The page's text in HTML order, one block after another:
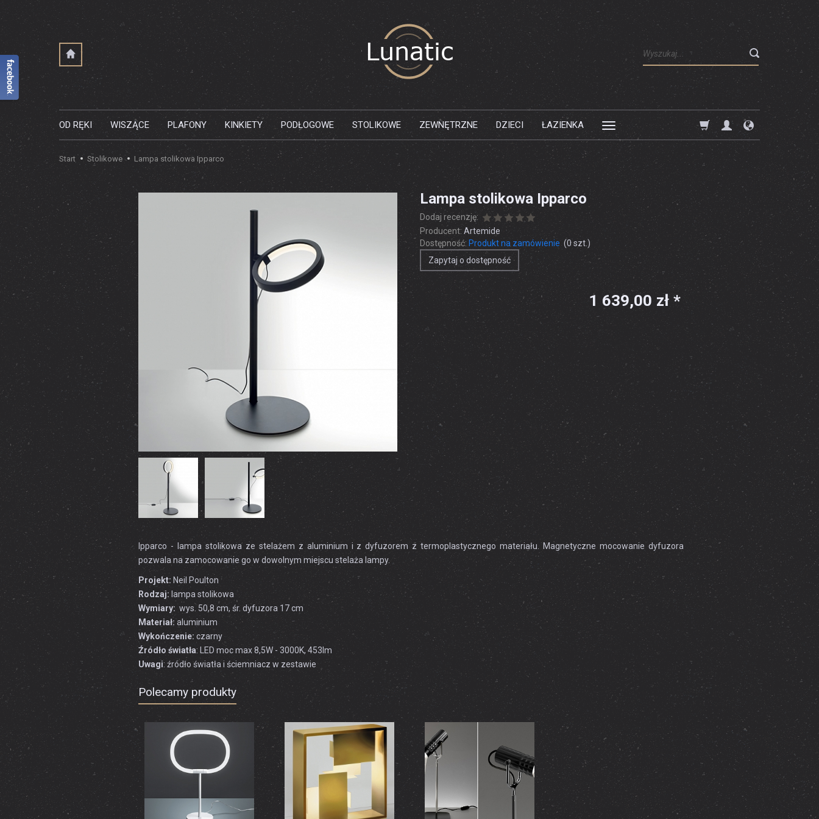
Wyszukaj
OD RĘKI WISZĄCE PLAFONY KINKIETY PODŁOGOWE STOLIKOWE ZEWNĘTRZNE DZIECI ŁAZIENKA
Start Stolikowe Lampa stolikowa Ipparco
Lampa stolikowa Ipparco
Dodaj recenzję:
Producent: Artemide
Dostępność: Produkt na zamówienie (0szt.)
Zapytaj o dostępność
1 639,00 zł *
Ipparco - lampa stolikowa ze stelażem z aluminium i z dyfuzorem z termoplastycznego materiału. Magnetyczne mocowanie dyfuzora
pozwala na zamocowanie go w dowolnym miejscu stelaża lampy.
Projekt: Neil Poulton
Rodzaj: lampa stolikowa
Wymiary: wys. 50,8 cm, śr. dyfuzora 17 cm
Materiał: aluminium
Wykończenie: czarny
Źródło światła: LED moc max 8,5W - 3000K, 453lm
Uwagi: źródło światła i ściemniacz w zestawie
Polecamy produkty